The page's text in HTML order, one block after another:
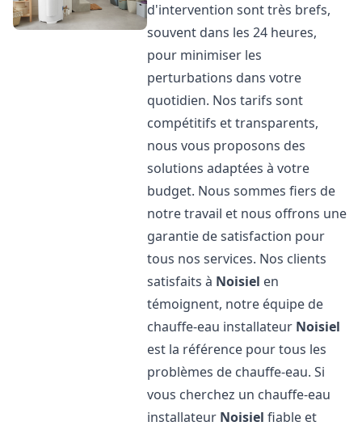
d'intervention sont très brefs,
souvent dans les 24 heures,
pour minimiser les
perturbations dans votre
quotidien. Nos tarifs sont
compétitifs et transparents,
nous vous proposons des
solutions adaptées à votre
budget. Nous sommes fiers de
notre travail et nous offrons une
garantie de satisfaction pour
tous nos services. Nos clients
satisfaits à Noisiel en
témoignent, notre équipe de
chauffe-eau installateur Noisiel
est la référence pour tous les
problèmes de chauffe-eau. Si
vous cherchez un chauffe-eau
installateur Noisiel fiable et